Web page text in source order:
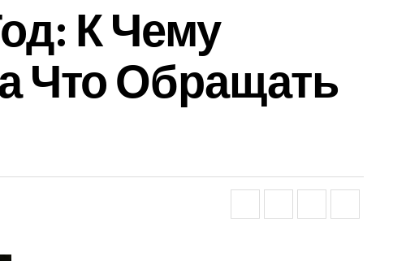
К Чему
Что Обращать